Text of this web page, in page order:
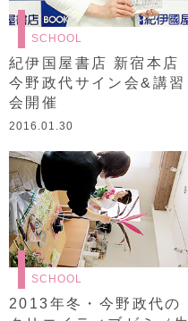
SCHOOL
紀伊国屋書店 新宿本店
今野政代サイン会&講習
会開催
2016.01.30
SCHOOL
2013年冬・今野政代の